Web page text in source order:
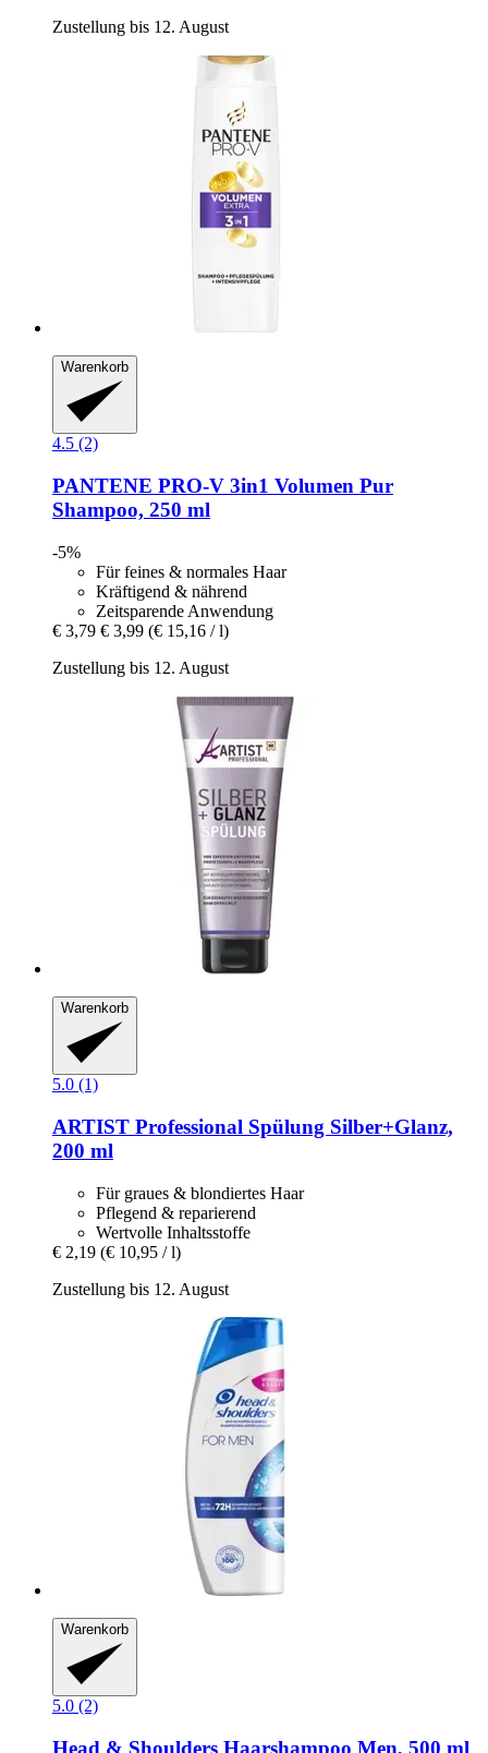
Zustellung bis 12. August
Warenkorb
4.5 (2)
PANTENE PRO-V 3in1 Volumen Pur
Shampoo, 250 ml
-5%
Für feines & normales Haar
Kräftigend & nährend
Zeitsparende Anwendung
€ 3,79 € 3,99 (€ 15,16 / l)
Zustellung bis 12. August
Warenkorb
5.0 (1)
ARTIST Professional Spülung Silber+Glanz,
200 ml
Für graues & blondiertes Haar
Pflegend & reparierend
Wertvolle Inhaltsstoffe
€ 2,19 (€ 10,95 / l)
Zustellung bis 12. August
Warenkorb
5.0 (2)
Head & Shoulders Haarshampoo Men, 500 ml